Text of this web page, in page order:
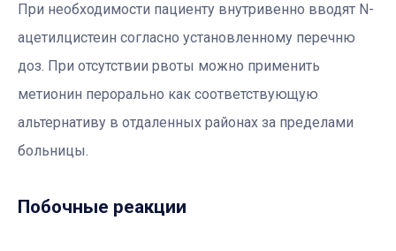
При необходимости пациенту внутривенно вводят N-
ацетилцистеин согласно установленному перечню
доз. При отсутствии рвоты можно применить
метионин перорально как соответствующую
альтернативу в отдаленных районах за пределами
больницы.
Побочные реакции